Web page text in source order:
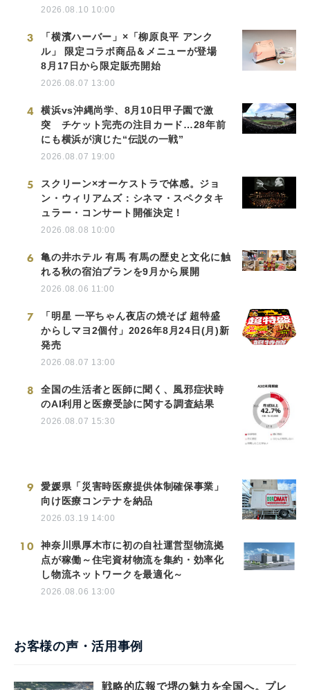
2026.08.10 10:00
3
「横濱ハーバー」×「柳原良平 アンク
ル」 限定コラボ商品＆メニューが登場
8月17日から限定販売開始
2026.08.07 13:00
4
横浜vs沖縄尚学、8月10日甲子園で激
突 チケット完売の注目カード…28年前
にも横浜が演じた“伝説の一戦”
2026.08.07 19:00
5
スクリーン×オーケストラで体感。ジョ
ン・ウィリアムズ：シネマ・スペクタキ
ュラー・コンサート開催決定！
2026.08.08 10:00
6
亀の井ホテル 有馬 有馬の歴史と文化に触
れる秋の宿泊プランを9月から展開
2026.08.06 11:00
7
「明星 一平ちゃん夜店の焼そば 超特盛
からしマヨ2個付」2026年8月24日(月)新
発売
2026.08.07 13:00
8
全国の生活者と医師に聞く、風邪症状時
のAI利用と医療受診に関する調査結果
2026.08.07 15:30
9
愛媛県「災害時医療提供体制確保事業」
向け医療コンテナを納品
2026.03.19 14:00
10
神奈川県厚木市に初の自社運営型物流拠
点が稼働～住宅資材物流を集約・効率化
し物流ネットワークを最適化～
2026.08.06 13:00
お客様の声・活用事例
戦略的広報で堺の魅力を全国へ。プレ